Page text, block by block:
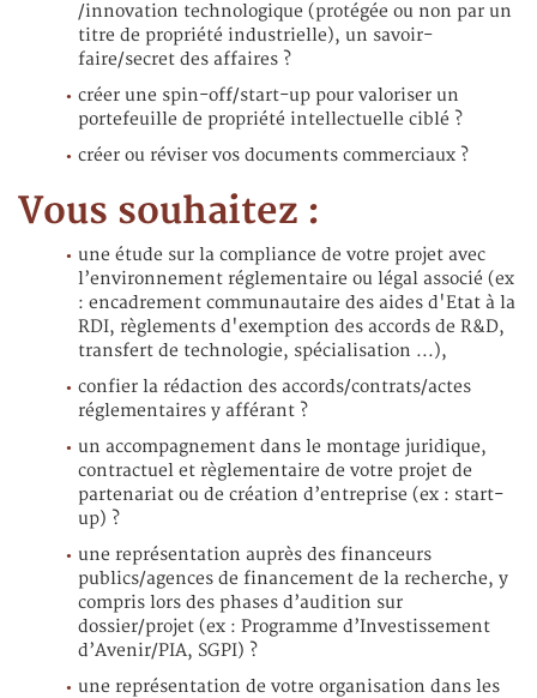
/innovation technologique (protégée ou non par un
titre de propriété industrielle), un savoir-
faire/secret des affaires ?
créer une spin-off/start-up pour valoriser un
portefeuille de propriété intellectuelle ciblé ?
créer ou réviser vos documents commerciaux ?
Vous souhaitez :
une étude sur la compliance de votre projet avec
l’environnement réglementaire ou légal associé (ex
: encadrement communautaire des aides d'Etat à la
RDI, règlements d'exemption des accords de R&D,
transfert de technologie, spécialisation ...),
confier la rédaction des accords/contrats/actes
réglementaires y afférant ?
un accompagnement dans le montage juridique,
contractuel et règlementaire de votre projet de
partenariat ou de création d’entreprise (ex : start-
up) ?
une représentation auprès des financeurs
publics/agences de financement de la recherche, y
compris lors des phases d’audition sur
dossier/projet (ex : Programme d’Investissement
d’Avenir/PIA, SGPI) ?
une représentation de votre organisation dans les